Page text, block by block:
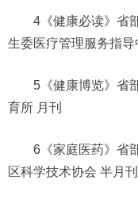
4《健康必读》省
生委医疗管理服务指导
5《健康博览》省
育所 月刊
6《家庭医药》省
区科学技术协会 半月刊